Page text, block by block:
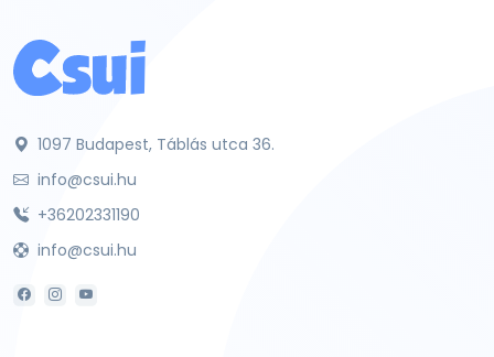
1097 Budapest, Táblás utca 36.
info@csui.hu
+36202331190
info@csui.hu